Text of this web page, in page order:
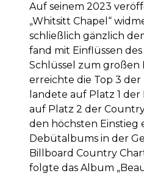
Auf seinem 2023
„Whitsitt Chapel“
schließlich gänzlich
fand mit Einflüssen
Schlüssel zum großen
erreichte die Top 3
landete auf Platz 1 der
auf Platz 2 der
den höchsten Einstieg
Debütalbums in der
Billboard Country
folgte das Album